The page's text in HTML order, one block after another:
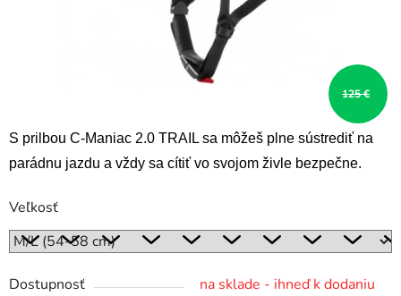
S prilbou C-Maniac 2.0 TRAIL sa môžeš plne sústrediť na
parádnu jazdu a vždy sa cítiť vo svojom živle bezpečne.
Veľkosť
Dostupnosť
na sklade - ihneď k dodaniu
125 €